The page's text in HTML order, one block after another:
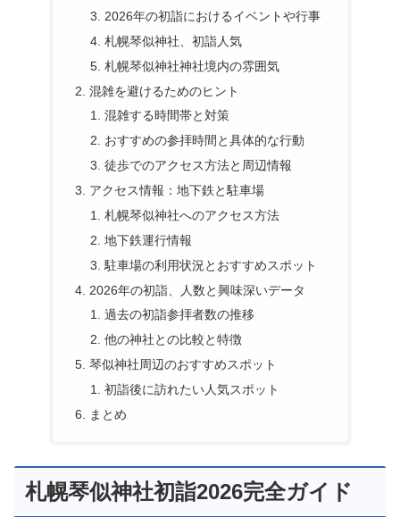
2026年の初詣におけるイベントや行事
札幌琴似神社、初詣人気
札幌琴似神社神社境内の雰囲気
混雑を避けるためのヒント
混雑する時間帯と対策
おすすめの参拝時間と具体的な行動
徒歩でのアクセス方法と周辺情報
アクセス情報：地下鉄と駐車場
札幌琴似神社へのアクセス方法
地下鉄運行情報
駐車場の利用状況とおすすめスポット
2026年の初詣、人数と興味深いデータ
過去の初詣参拝者数の推移
他の神社との比較と特徴
琴似神社周辺のおすすめスポット
初詣後に訪れたい人気スポット
まとめ
札幌琴似神社初詣2026完全ガイド